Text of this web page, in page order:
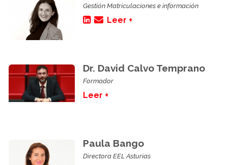
Gestión Matriculaciones e información
Leer +
Dr. David Calvo Temprano
Formador
Leer +
Paula Bango
Directora EEL Asturias